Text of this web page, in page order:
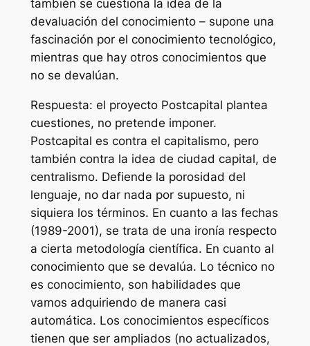
también se cuestiona la idea de la
devaluación del conocimiento – supone una
fascinación por el conocimiento tecnológico,
mientras que hay otros conocimientos que
no se devalúan.
Respuesta: el proyecto Postcapital plantea
cuestiones, no pretende imponer.
Postcapital es contra el capitalismo, pero
también contra la idea de ciudad capital, de
centralismo. Defiende la porosidad del
lenguaje, no dar nada por supuesto, ni
siquiera los términos. En cuanto a las fechas
(1989-2001), se trata de una ironía respecto
a cierta metodología científica. En cuanto al
conocimiento que se devalúa. Lo técnico no
es conocimiento, son habilidades que
vamos adquiriendo de manera casi
automática. Los conocimientos específicos
tienen que ser ampliados (no actualizados,